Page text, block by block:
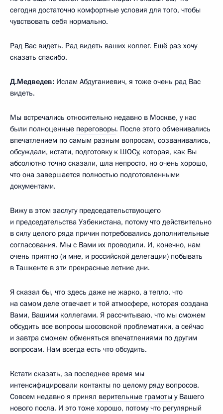
сегодня достаточно комфортные условия для того, чтобы
чувствовать себя нормально.
Рад Вас видеть. Рад видеть ваших коллег. Ещё раз хочу
сказать спасибо.
Д.Медведев: Ислам Абдуганиевич, я тоже очень рад Вас
видеть.
Мы встречались относительно недавно в Москве, у нас
были полноценные переговоры. После этого обменивались
впечатлением по самым разным вопросам, созванивались,
обсуждали, кстати, подготовку к ШОСу, которая, как Вы
абсолютно точно сказали, шла непросто, но очень хорошо,
что она завершается полностью подготовленными
документами.
Вижу в этом заслугу председательствующего
и председательства Узбекистана, потому что действительно
в силу целого ряда причин потребовались дополнительные
согласования. Мы с Вами их проводили. И, конечно, нам
очень приятно (и мне, и российской делегации) побывать
в Ташкенте в эти прекрасные летние дни.
Я сказал бы, что здесь даже не жарко, а тепло, что
на самом деле отвечает и той атмосфере, которая создана
Вами, Вашими коллегами. Я рассчитываю, что мы сможем
обсудить все вопросы шосовской проблематики, а сейчас
и завтра сможем обменяться впечатлениями по другим
вопросам. Нам всегда есть что обсудить.
Кстати сказать, за последнее время мы
интенсифицировали контакты по целому ряду вопросов.
Совсем недавно я принял верительные грамоты у Вашего
нового посла. И это тоже хорошо, потому что регулярный